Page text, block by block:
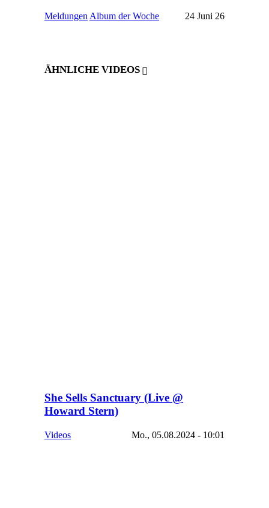
Meldungen Album der Woche 24 Juni 26
ÄHNLICHE VIDEOS
She Sells Sanctuary (Live @
Howard Stern)
Videos Mo., 05.08.2024 - 10:01